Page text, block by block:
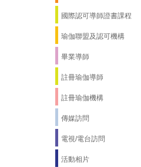
國際認可導師證書課程
瑜伽聯盟及認可機構
畢業導師
註冊瑜伽導師
註冊瑜伽機構
傳媒訪問
電視/電台訪問
活動相片